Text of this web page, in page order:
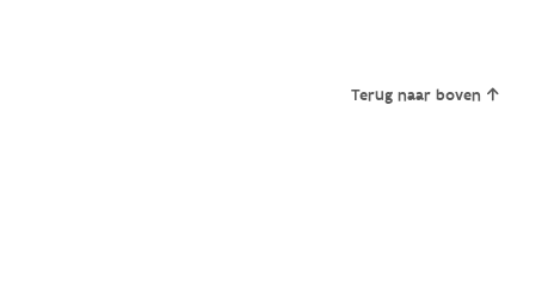
Terug naar boven